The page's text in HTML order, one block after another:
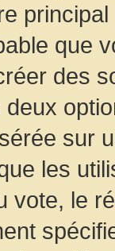
que
des
sur
les
vote, le